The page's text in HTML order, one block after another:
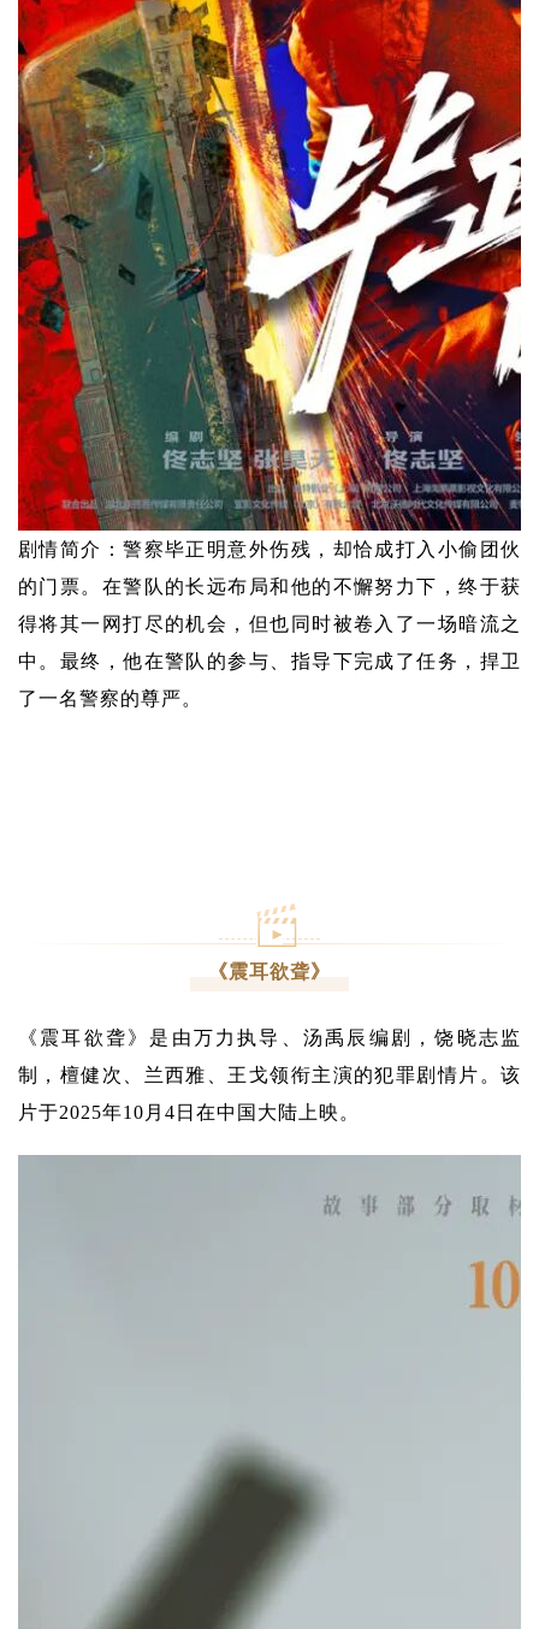
剧情简介：警察毕正明意外伤残，却恰成打入小偷团伙
的门票。在警队的长远布局和他的不懈努力下，终于获
得将其一网打尽的机会，但也同时被卷入了一场暗流之
中。最终，他在警队的参与、指导下完成了任务，捍卫
了一名警察的尊严。
《震耳欲聋》
《震耳欲聋》是由万力执导、汤禹辰编剧，饶晓志监
制，檀健次、兰西雅、王戈领衔主演的犯罪剧情片。该
片于2025年10月4日在中国大陆上映。